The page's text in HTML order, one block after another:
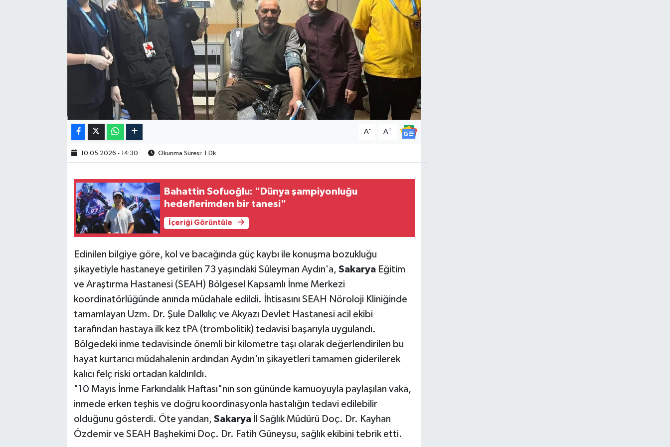
A- A+
10.05.2026 - 14:30 Okunma Süresi: 1 Dk
Bahattin Sofuoğlu: "Dünya şampiyonluğu
hedeflerimden bir tanesi"
İçeriği Görüntüle
Edinilen bilgiye göre, kol ve bacağında güç kaybı ile konuşma bozukluğu
şikayetiyle hastaneye getirilen 73 yaşındaki Süleyman Aydın'a, SakaryaEğitim
ve Araştırma Hastanesi (SEAH) Bölgesel Kapsamlı İnme Merkezi
koordinatörlüğünde anında müdahale edildi. İhtisasını SEAH Nöroloji Kliniğinde
tamamlayan Uzm. Dr. Şule Dalkılıç ve Akyazı Devlet Hastanesi acil ekibi
tarafından hastaya ilk kez tPA (trombolitik) tedavisi başarıyla uygulandı.
Bölgedeki inme tedavisinde önemli bir kilometre taşı olarak değerlendirilen bu
hayat kurtarıcı müdahalenin ardından Aydın'ın şikayetleri tamamen giderilerek
kalıcı felç riski ortadan kaldırıldı.
"10 Mayıs İnme Farkındalık Haftası"nın son gününde kamuoyuyla paylaşılan vaka,
inmede erken teşhis ve doğru koordinasyonla hastalığın tedavi edilebilir
olduğunu gösterdi. Öte yandan, Sakaryaİl Sağlık Müdürü Doç. Dr. Kayhan
Özdemir ve SEAH Başhekimi Doç. Dr. Fatih Güneysu, sağlık ekibini tebrik etti.